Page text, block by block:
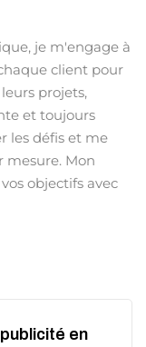
je m'engage à
client pour
projets,
et toujours
les défis et me
mesure. Mon
objectifs avec
en